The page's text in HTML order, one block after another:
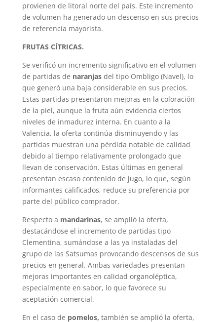
provienen de litoral norte del país. Este incremento
de volumen ha generado un descenso en sus precios
de referencia mayorista.
FRUTAS CÍTRICAS.
Se verificó un incremento significativo en el volumen
de partidas de naranjasdel tipo Ombligo (Navel), lo
que generó una baja considerable en sus precios.
Estas partidas presentaron mejoras en la coloración
de la piel, aunque la fruta aún evidencia ciertos
niveles de inmadurez interna. En cuanto a la
Valencia, la oferta continúa disminuyendo y las
partidas muestran una pérdida notable de calidad
debido al tiempo relativamente prolongado que
llevan de conservación. Estas últimas en general
presentan escaso contenido de jugo, lo que, según
informantes calificados, reduce su preferencia por
parte del público comprador.
Respecto a mandarinas, se amplió la oferta,
destacándose el incremento de partidas tipo
Clementina, sumándose a las ya instaladas del
grupo de las Satsumas provocando descensos de sus
precios en general. Ambas variedades presentan
mejoras importantes en calidad organoléptica,
especialmente en sabor, lo que favorece su
aceptación comercial.
En el caso de pomelos, también se amplió la oferta,